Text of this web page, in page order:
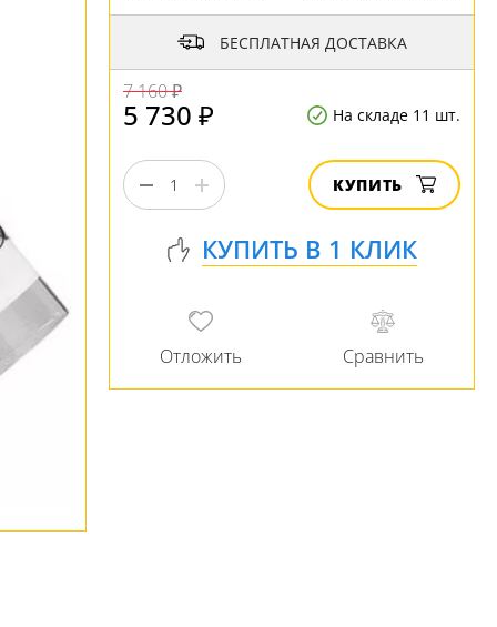
БЕСПЛАТНАЯ ДОСТАВКА
7 160 ₽
5 730 ₽ На складе 11 шт.
КУПИТЬ